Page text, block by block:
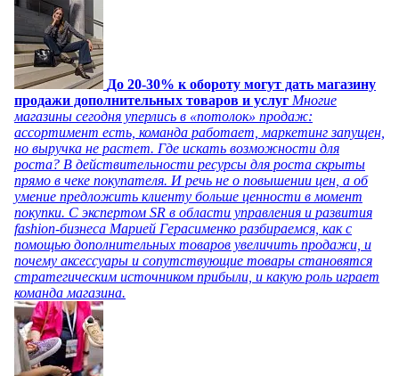
До 20-30% к обороту могут дать магазину
продажи дополнительных товаров и услуг Многие
магазины сегодня уперлись в «потолок» продаж:
ассортимент есть, команда работает, маркетинг запущен,
но выручка не растет. Где искать возможности для
роста? В действительности ресурсы для роста скрыты
прямо в чеке покупателя. И речь не о повышении цен, а об
умение предложить клиенту больше ценности в момент
покупки. С экспертом SR в области управления и развития
fashion-бизнеса Марией Герасименко разбираемся, как с
помощью дополнительных товаров увеличить продажи, и
почему аксессуары и сопутствующие товары становятся
стратегическим источником прибыли, и какую роль играет
команда магазина.